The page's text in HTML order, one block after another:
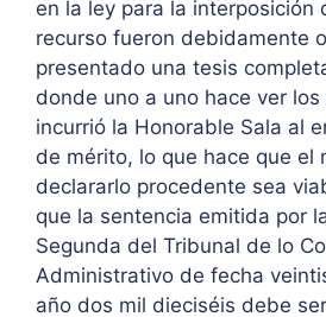
en la ley para la interposición
recurso fueron debidamente
presentado una tesis
donde uno a uno hace ver
incurrió la Honorable Sala al
de mérito, lo que hace que el
declararlo procedente sea
que la sentencia emitida por
Segunda del Tribunal de lo
Administrativo de fecha
año dos mil dieciséis debe